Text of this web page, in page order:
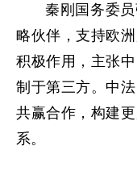
秦刚国务委
略伙伴，支持欧
积极作用，主张
制于第三方。中
共赢合作，构建
系。